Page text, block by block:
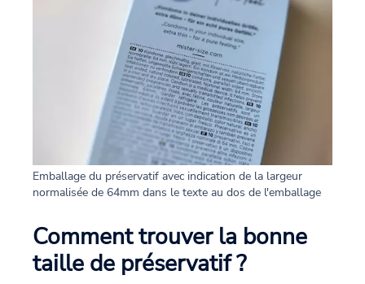
Emballage du préservatif avec indication de la largeur
normalisée de 64mm dans le texte au dos de l'emballage
Comment trouver la bonne
taille de préservatif ?